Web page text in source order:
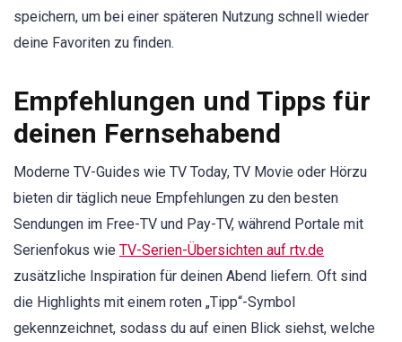
speichern, um bei einer späteren Nutzung schnell wieder
deine Favoriten zu finden.
Empfehlungen und Tipps für
deinen Fernsehabend
Moderne TV-Guides wie TV Today, TV Movie oder Hörzu
bieten dir täglich neue Empfehlungen zu den besten
Sendungen im Free-TV und Pay-TV, während Portale mit
Serienfokus wie TV-Serien-Übersichten auf rtv.de
zusätzliche Inspiration für deinen Abend liefern. Oft sind
die Highlights mit einem roten „Tipp“-Symbol
gekennzeichnet, sodass du auf einen Blick siehst, welche